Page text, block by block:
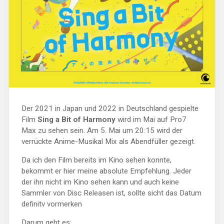
Der 2021 in Japan und 2022 in Deutschland gespielte
Film Sing a Bit of Harmonywird im Mai auf Pro7
Max zu sehen sein. Am 5. Mai um 20:15 wird der
verrückte Anime-Musikal Mix als Abendfüller gezeigt.
Da ich den Film bereits im Kino sehen konnte,
bekommt er hier meine absolute Empfehlung. Jeder
der ihn nicht im Kino sehen kann und auch keine
Sammler von Disc Releasen ist, sollte sicht das Datum
definitv vormerken